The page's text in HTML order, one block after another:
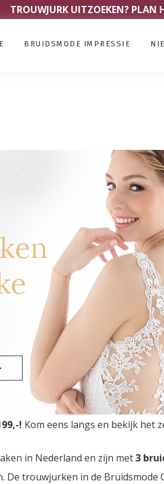
TROUWJURK UITZOEKEN? PLAN
BRUIDSMODE IMPRESSIE
Storevan Nederland vindt u
! Kom eens langs en bekijk het
in Nederland en zijn met3
De trouwjurken in de